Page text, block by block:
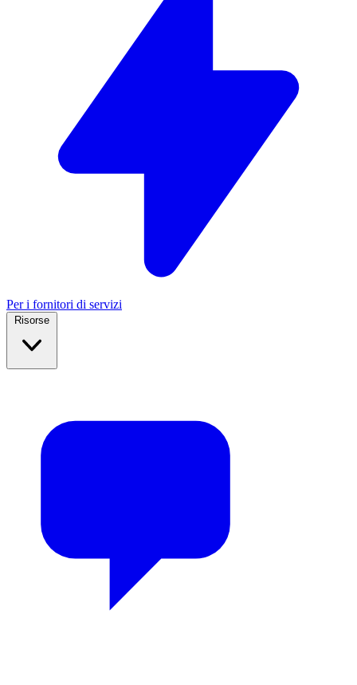
Per i fornitori di servizi